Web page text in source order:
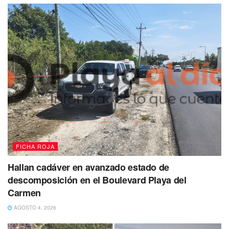
se encuentran en proceso legislativo, tal es el caso de
Quintana Roo.
Dio a conocer que, la consecuencia por destruir archivos
históricos contempla medidas de cautelares y
responsabilidades en materia administrativas y penales.
Te recomendamos leer:Vigilará Cofepris marcha del
orgullo LGBT+
Detienen a sujeto con arma en
#PlayademCarmen
Elementos de la Secretaría de Seguridad
Pública y Tránsito municipal de Solidaridad,
aseguraron a un masculino, quien portaba
avenida Diagonal 75 con calle 28 y 30 de la
FICHA ROJA
Hallan cadáver en avanzado estado de
descomposición en el Boulevard Playa del
Carmen
AGOSTO 4, 2026